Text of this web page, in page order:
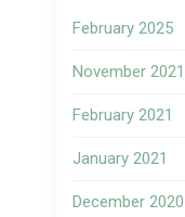
February 2025
November 2021
February 2021
January 2021
December 2020